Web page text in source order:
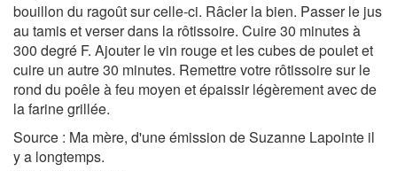
bouillon du ragoût sur celle-ci. Râcler la bien. Passer le jus
au tamis et verser dans la rôtissoire. Cuire 30 minutes à
300 degré F. Ajouter le vin rouge et les cubes de poulet et
cuire un autre 30 minutes. Remettre votre rôtissoire sur le
rond du poêle à feu moyen et épaissir légèrement avec de
la farine grillée.
Source : Ma mère, d'une émission de Suzanne Lapointe il
y a longtemps.